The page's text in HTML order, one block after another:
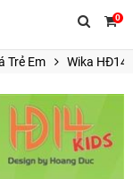
0
Trẻ Em Wika HĐ14